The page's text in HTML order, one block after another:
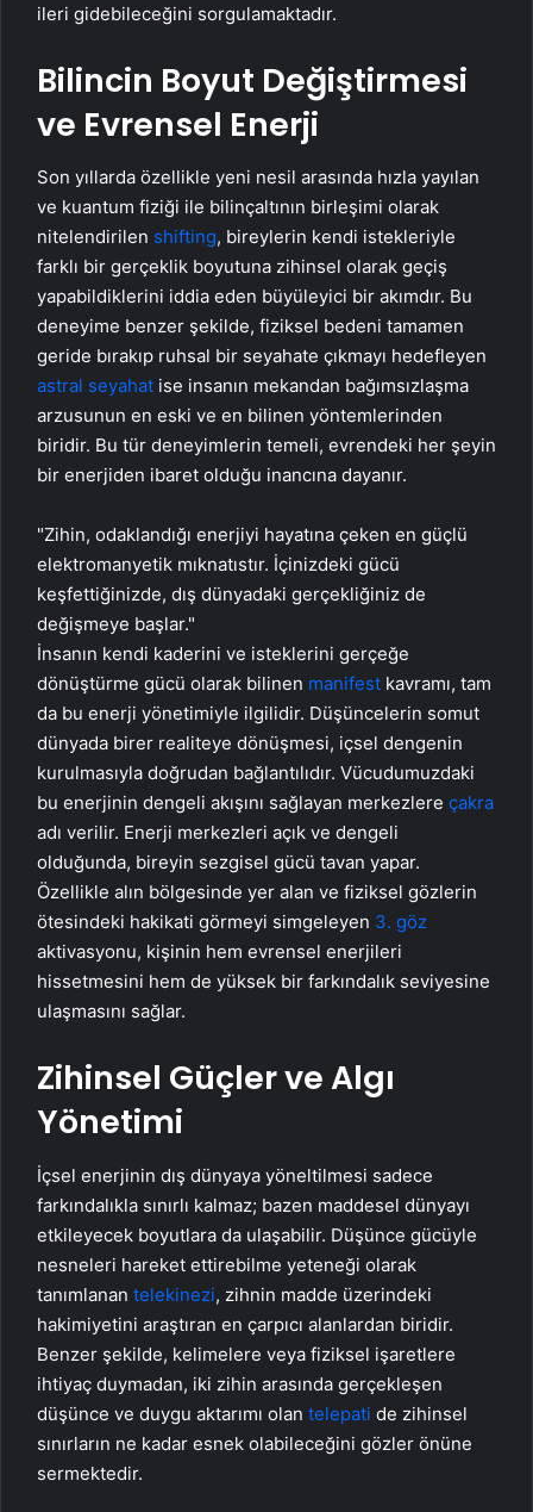
ileri gidebileceğini sorgulamaktadır.
Bilincin Boyut Değiştirmesi
ve Evrensel Enerji
Son yıllarda özellikle yeni nesil arasında hızla yayılan
ve kuantum fiziği ile bilinçaltının birleşimi olarak
nitelendirilen shifting, bireylerin kendi istekleriyle
farklı bir gerçeklik boyutuna zihinsel olarak geçiş
yapabildiklerini iddia eden büyüleyici bir akımdır. Bu
deneyime benzer şekilde, fiziksel bedeni tamamen
geride bırakıp ruhsal bir seyahate çıkmayı hedefleyen
astral seyahat ise insanın mekandan bağımsızlaşma
arzusunun en eski ve en bilinen yöntemlerinden
biridir. Bu tür deneyimlerin temeli, evrendeki her şeyin
bir enerjiden ibaret olduğu inancına dayanır.
"Zihin, odaklandığı enerjiyi hayatına çeken en güçlü
elektromanyetik mıknatıstır. İçinizdeki gücü
keşfettiğinizde, dış dünyadaki gerçekliğiniz de
değişmeye başlar."
İnsanın kendi kaderini ve isteklerini gerçeğe
dönüştürme gücü olarak bilinen manifest kavramı, tam
da bu enerji yönetimiyle ilgilidir. Düşüncelerin somut
dünyada birer realiteye dönüşmesi, içsel dengenin
kurulmasıyla doğrudan bağlantılıdır. Vücudumuzdaki
bu enerjinin dengeli akışını sağlayan merkezlere çakra
adı verilir. Enerji merkezleri açık ve dengeli
olduğunda, bireyin sezgisel gücü tavan yapar.
Özellikle alın bölgesinde yer alan ve fiziksel gözlerin
ötesindeki hakikati görmeyi simgeleyen 3. göz
aktivasyonu, kişinin hem evrensel enerjileri
hissetmesini hem de yüksek bir farkındalık seviyesine
ulaşmasını sağlar.
Zihinsel Güçler ve Algı
Yönetimi
İçsel enerjinin dış dünyaya yöneltilmesi sadece
farkındalıkla sınırlı kalmaz; bazen maddesel dünyayı
etkileyecek boyutlara da ulaşabilir. Düşünce gücüyle
nesneleri hareket ettirebilme yeteneği olarak
tanımlanan telekinezi, zihnin madde üzerindeki
hakimiyetini araştıran en çarpıcı alanlardan biridir.
Benzer şekilde, kelimelere veya fiziksel işaretlere
ihtiyaç duymadan, iki zihin arasında gerçekleşen
düşünce ve duygu aktarımı olan telepati de zihinsel
sınırların ne kadar esnek olabileceğini gözler önüne
sermektedir.